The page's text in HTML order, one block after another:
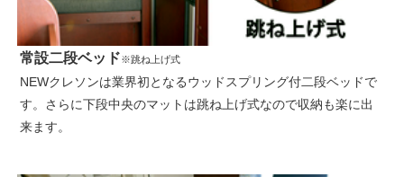
常設二段ベッド※跳ね上げ式
NEWクレソンは業界初となるウッドスプリング付二段ベッドで
す。さらに下段中央のマットは跳ね上げ式なので収納も楽に出
来ます。